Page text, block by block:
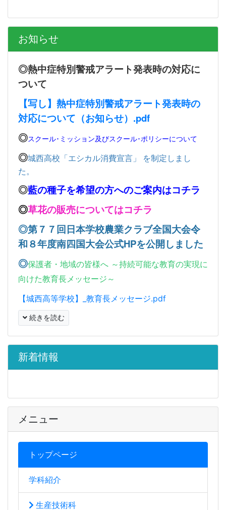
メニュー
トップページ
学科紹介
生産技術科
お知らせ
◎熱中症特別警戒アラート発表時の対応に
ついて
【写し】熱中症特別警戒アラート発表時の
対応について（お知らせ）.pdf
◎スクール･ミッション及びスクール･ポリシーについて
◎城西高校「エシカル消費宣言」 を制定しまし
た。
◎藍の種子を希望の方へのご案内はコチラ
◎草花の販売についてはコチラ
◎第７７回日本学校農業クラブ全国大会令
和８年度南四国大会公式HPを公開しました
◎保護者・地域の皆様へ ～持続可能な教育の実現に
向けた教育長メッセージ～
【城西高等学校】_教育長メッセージ.pdf
続きを読む
新着情報